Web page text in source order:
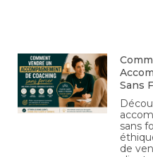
Sans
sans
de